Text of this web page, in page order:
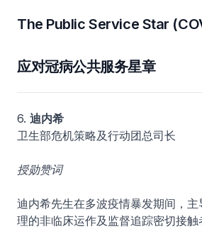
The Public Service Star
应对冠病公共服务星章
6. 迪内希
卫生部危机策略及行动团总司长
授勋赞词
迪内希先生在多波疫情暴发期间，
理的非临床运作及监督追踪密切接